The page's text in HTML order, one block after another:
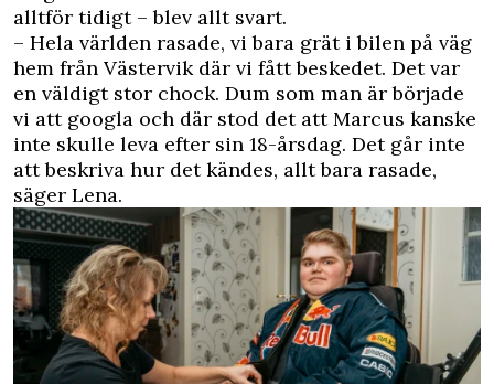
alltför tidigt – blev allt svart.
– Hela världen rasade, vi bara grät i bilen på väg
hem från Västervik där vi fått beskedet. Det var
en väldigt stor chock. Dum som man är började
vi att googla och där stod det att Marcus kanske
inte skulle leva efter sin 18-årsdag. Det går inte
att beskriva hur det kändes, allt bara rasade,
säger Lena.